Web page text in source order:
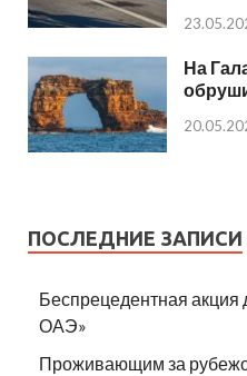
На
ПОСЛЕДНИЕ ЗАПИСИ
Беспрецедентная акция
ОАЭ»
Проживающим за